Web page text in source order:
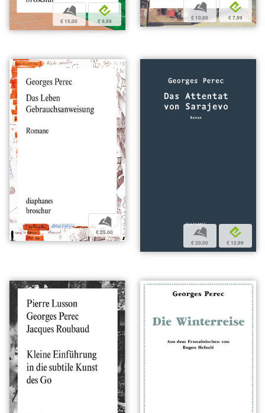
b
€ 15,00
e
€ 9,99
b
€ 10,00
e
€ 7,99
b
€ 25,00 b
€ 20,00
e
€ 12,99